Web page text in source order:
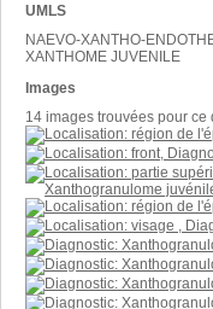
UMLS
NAEVO-XANTHO-
XANTHOME JUVENILE
Images
14 images trouvées pour ce